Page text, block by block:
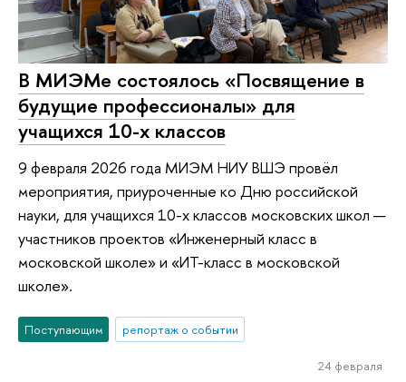
В МИЭМе состоялось «Посвящение в
будущие профессионалы» для
учащихся 10-х классов
9 февраля 2026 года МИЭМ НИУ ВШЭ провёл
мероприятия, приуроченные ко Дню российской
науки, для учащихся 10-х классов московских школ —
участников проектов «Инженерный класс в
московской школе» и «ИТ-класс в московской
школе».
Поступающим репортаж о событии
24 февраля